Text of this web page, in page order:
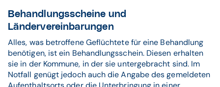
Behandlungsscheine und
Ländervereinbarungen
Alles, was betroffene Geflüchtete für eine Behandlung
benötigen, ist ein Behandlungsschein. Diesen erhalten
sie in der Kommune, in der sie untergebracht sind. Im
Notfall genügt jedoch auch die Angabe des gemeldeten